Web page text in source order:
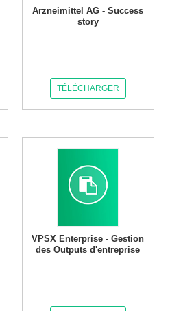
Arzneimittel AG - Success
story
TÉLÉCHARGER
VPSX Enterprise - Gestion
des Outputs d'entreprise